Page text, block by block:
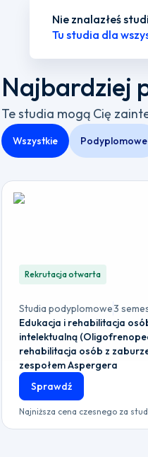
Nie znalazłeś
Tu studia dla
Najbardziej
Te studia mogą Cię
Wszystkie Podyplomowe
Rekrutacja otwarta
Studia podyplomowe3
Edukacja i rehabilitacja
intelektualną
rehabilitacja osób z
zespołem Aspergera
Sprawdź
Najniższa cena czesnego za